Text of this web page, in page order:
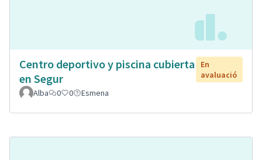
Centro deportivo y piscina cubierta
en Segur
En
avaluació
Alba
0 0 Esmena